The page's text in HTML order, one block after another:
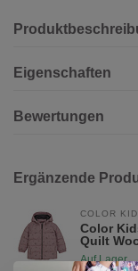
Eigenschaften
Bewertungen
Ergänzende
COLOR
Color
Quilt
Auf Lager